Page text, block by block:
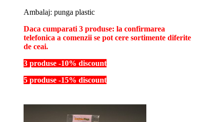
Ambalaj: punga plastic
Daca cumparati 3 produse: la confirmarea
telefonica a comenzii se pot cere sortimente diferite
de ceai.
3 produse -10% discount
5 produse -15% discount